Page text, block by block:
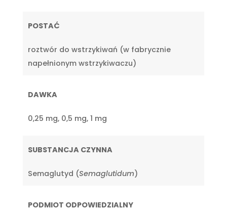
POSTAĆ
roztwór do wstrzykiwań (w fabrycznie
napełnionym wstrzykiwaczu)
DAWKA
0,25 mg, 0,5 mg, 1 mg
SUBSTANCJA CZYNNA
Semaglutyd (Semaglutidum)
PODMIOT ODPOWIEDZIALNY